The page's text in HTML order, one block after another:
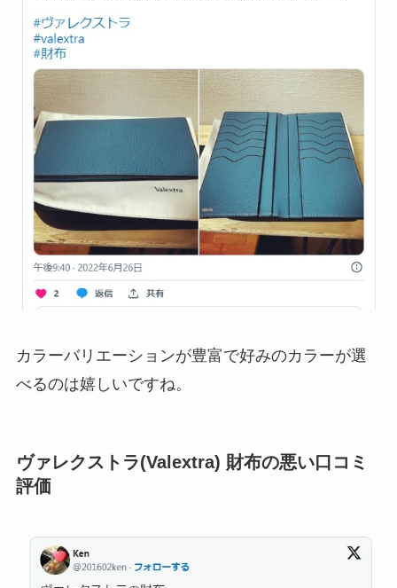
カラーバリエーションが豊富で好みのカラーが選
べるのは嬉しいですね。
ヴァレクストラ(Valextra) 財布の悪い口コミ
評価